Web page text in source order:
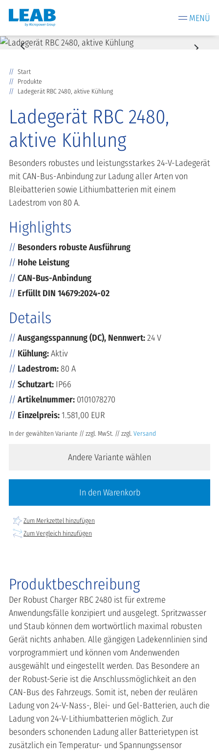
MENÜ
Start
Produkte
Ladegerät RBC 2480, aktive Kühlung
Ladegerät RBC 2480,
aktive Kühlung
Besonders robustes und leistungsstarkes 24-V-Ladegerät
mit CAN-Bus-Anbindung zur Ladung aller Arten von
Bleibatterien sowie Lithiumbatterien mit einem
Ladestrom von 80 A.
Highlights
Besonders robuste Ausführung
Hohe Leistung
CAN-Bus-Anbindung
Erfüllt DIN 14679:2024-02
Details
Ausgangsspannung (DC), Nennwert:24 V
Kühlung:Aktiv
Ladestrom: 80 A
Schutzart: IP66
Artikelnummer: 0101078270
Einzelpreis:1.581,00 EUR
In der gewählten Variante // zzgl. MwSt. // zzgl. Versand
Andere Variante wählen
In den Warenkorb
Zum Merkzettel hinzufügen
Zum Vergleich hinzufügen
Produktbeschreibung
Der Robust Charger RBC 2480 ist für extreme
Anwendungsfälle konzipiert und ausgelegt. Spritzwasser
und Staub können dem wortwörtlich maximal robusten
Gerät nichts anhaben. Alle gängigen Ladekennlinien sind
vorprogrammiert und können vom Andenwenden
ausgewählt und eingestellt werden. Das Besondere an
der Robust-Serie ist die Anschlussmöglichkeit an den
CAN-Bus des Fahrzeugs. Somit ist, neben der reulären
Ladung von 24-V-Nass-, Blei- und Gel-Batterien, auch die
Ladung von 24-V-Lithiumbatterien möglich. Zur
besonders schonenden Ladung aller Batterietypen ist
zusätzlich ein Temperatur- und Spannungssensor